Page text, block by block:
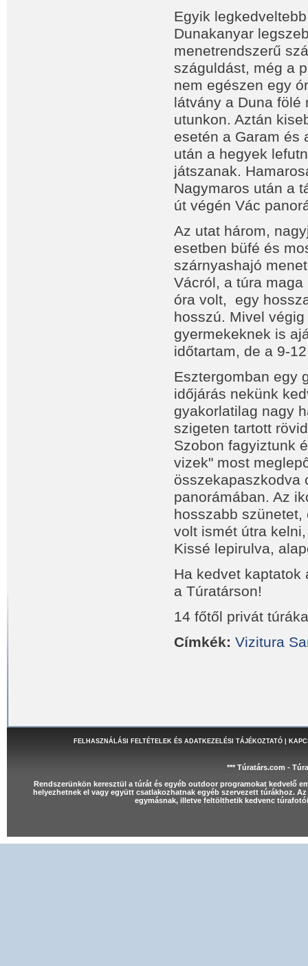
Egyik
Dunakanyar
menetrendszerű
száguldást, még a
nem egészen egy
látvány a Duna fölé
utunkon. Aztán
esetén a Garam és
után a hegyek
játszanak.
Nagymaros után a
út végén Vác
Az utat három,
esetben büfé és
szárnyashajó
Vácról, a túra
óra volt, egy
hosszú. Mivel
gyermekeknek is
időtartam, de a 9-
Esztergomban egy
időjárás nekünk
gyakorlatilag nagy
szigeten tartott
Szobon fagyiztunk
vizek" most
összekapaszkodva
panorámában. Az
hosszabb
volt ismét útra
Kissé lepirulva,
Ha kedvet
a Túratárson!
14 főtől privát
Címkék: Vizitura
FELHASZNÁLÁSI FELTÉTELEK ÉS ADATKEZELÉSI TÁJÉKOZTATÓ|
*** Túratárs.com -
Rendszerünkön keresztül a túrát és egyéb outdoor programokat kedvelő
helyezhetnek el vagy együtt csatlakozhatnak egyéb szervezett túrákhoz.
egymásnak, illetve feltölthetik kedvenc